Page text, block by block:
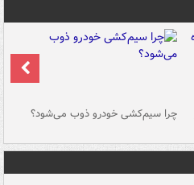
چرا سیم‌کشی خودرو ذوب می‌شود؟